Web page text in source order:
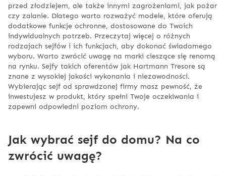
przed złodziejem, ale także innymi zagrożeniami, jak pożar
czy zalanie. Dlatego warto rozważyć modele, które oferują
dodatkowe funkcje ochronne, dostosowane do Twoich
indywidualnych potrzeb. Przeczytaj więcej o różnych
rodzajach sejfów i ich funkcjach, aby dokonać świadomego
wyboru. Warto zwrócić uwagę na marki cieszące się renomą
na rynku. Sejfy takich oferentów jak Hartmann Tresore są
znane z wysokiej jakości wykonania i niezawodności.
Wybierając sejf od sprawdzonej firmy masz pewność, że
inwestujesz w produkt, który spełni Twoje oczekiwania i
zapewni odpowiedni poziom ochrony.
Jak wybrać sejf do domu? Na co
zwrócić uwagę?